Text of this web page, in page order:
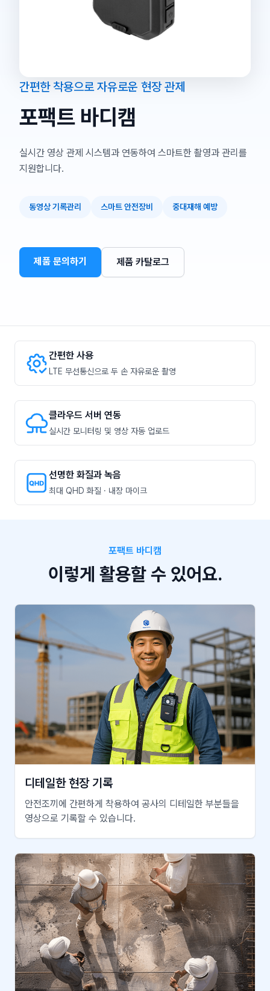
간편한 착용으로 자유로운 현장 관제
포팩트 바디캠
실시간 영상 관제 시스템과 연동하여 스마트한 촬영과 관리를
지원합니다.
동영상 기록관리 스마트 안전장비 중대재해 예방
제품 문의하기 제품 카탈로그
간편한 사용
LTE 무선통신으로 두 손 자유로운 촬영
클라우드 서버 연동
실시간 모니터링 및 영상 자동 업로드
선명한 화질과 녹음
최대 QHD 화질 · 내장 마이크
포팩트 바디캠
이렇게 활용할 수 있어요.
디테일한 현장 기록
안전조끼에 간편하게 착용하여 공사의 디테일한 부분들을
영상으로 기록할 수 있습니다.